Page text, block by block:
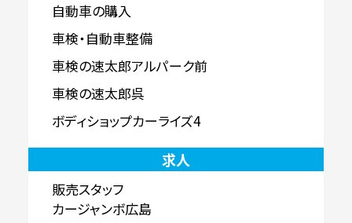
自動車の購入
車検・自動車整備
車検の速太郎アルパーク前
車検の速太郎呉
ボディショップカーライズ4
求人
販売スタッフ
カージャンボ広島